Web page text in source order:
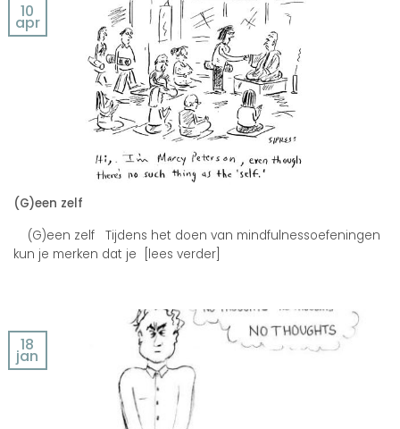
(G)een zelf
(G)een zelf Tijdens het doen van mindfulnessoefeningen
kun je merken dat je [lees verder]
10
apr
18
jan